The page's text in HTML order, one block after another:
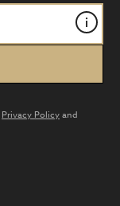
i
Privacy Policyand